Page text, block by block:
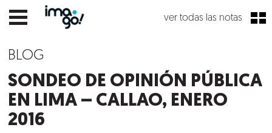
ver todas las notas
BLOG
SONDEO DE OPINIÓN PÚBLICA
EN LIMA – CALLAO, ENERO
2016